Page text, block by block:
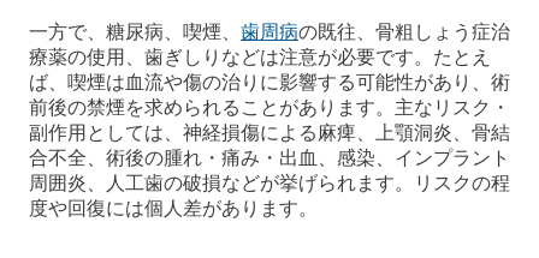
一方で、糖尿病、喫煙、 歯周病の既往、骨粗しょう症治
療薬の使用、歯ぎしりなどは注意が必要です。たとえ
ば、喫煙は血流や傷の治りに影響する可能性があり、術
前後の禁煙を求められることがあります。主なリスク・
副作用としては、神経損傷による麻痺、上顎洞炎、骨結
合不全、術後の腫れ・痛み・出血、感染、インプラント
周囲炎、人工歯の破損などが挙げられます。リスクの程
度や回復には個人差があります。